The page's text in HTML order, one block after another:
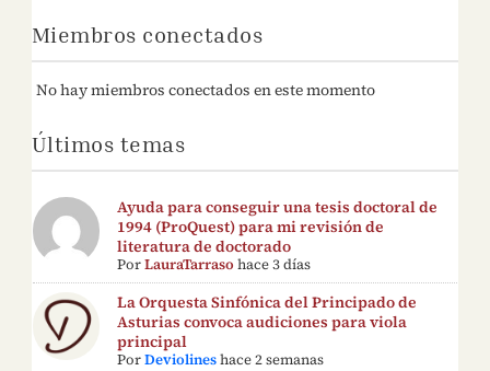
Miembros conectados
No hay miembros conectados en este momento
Últimos temas
Ayuda para conseguir una tesis doctoral de
1994 (ProQuest) para mi revisión de
literatura de doctorado
PorLauraTarraso hace 3 días
La Orquesta Sinfónica del Principado de
Asturias convoca audiciones para viola
principal
PorDeviolines hace 2 semanas